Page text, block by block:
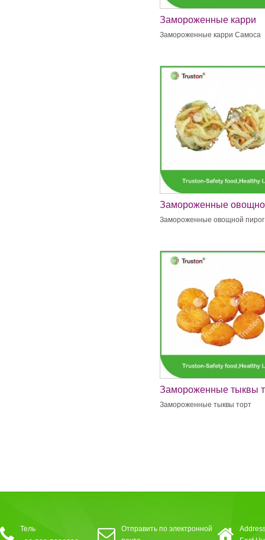
Замороженные карри
Самоса
Замороженные карри Самоса
Замороженные
пирог
Замороженные овощной пирог
Замороженные тыквы
Замороженные тыквы торт
Тель
Отправить по электронной